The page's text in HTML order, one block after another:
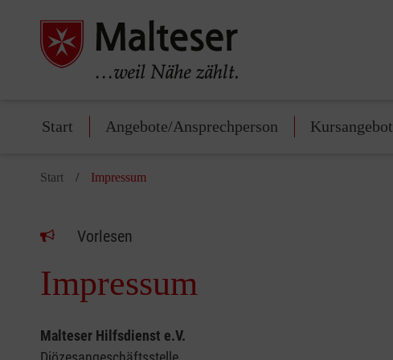
Start Angebote/Ansprechperson Kursangebot
Start Impressum
Vorlesen
Impressum
Malteser Hilfsdienst e.V.